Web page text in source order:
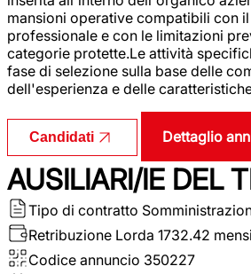
mansioni operative compatibili con
professionale e con le limitazioni
categorie protette.Le attività
fase di selezione sulla base delle
dell'esperienza e delle
Candidati Dettaglio
AUSILIARI/IE DEL
Tipo di contratto
Retribuzione Lorda 1732.42
Codice annuncio 350227